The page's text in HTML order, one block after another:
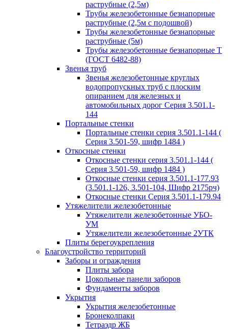
раструбные (2,5м)
Трубы железобетонные безнапорные
раструбные (2,5м с подошвой)
Трубы железобетонные безнапорные
раструбные (5м)
Трубы железобетонные безнапорные Т
(ГОСТ 6482-88)
Звенья труб
Звенья железобетонные круглых
водопропускных труб с плоским
опиранием для железных и
автомобильных дорог Серия 3.501.1-
144
Портальные стенки
Портальные стенки серия 3.501.1-144 (
Серия 3.501-59, шифр 1484 )
Откосные стенки
Откосные стенки серия 3.501.1-144 (
Серия 3.501-59, шифр 1484 )
Откосные стенки серия 3.501.1-177.93
(3.501.1-126, 3.501-104, Шифр 2175рч)
Откосные стенки Серия 3.501.1-179.94
Утяжелители железобетонные
Утяжелители железобетонные УБО-
УМ
Утяжелители железобетонные 2УТК
Плиты берегоукрепления
Благоустройство территорий
Заборы и ограждения
Плиты забора
Цокольные панели заборов
Фундаменты заборов
Укрытия
Укрытия железобетонные
Бронеколпаки
Тетраэдр ЖБ